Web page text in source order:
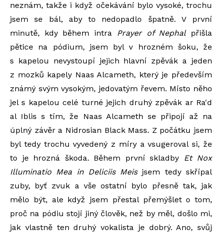
neznám, takže i když očekávání bylo vysoké, trochu
jsem se bál, aby to nedopadlo špatně. V první
minutě, kdy během intra Prayer of Nephalpřišla
pětice na pódium, jsem byl v hrozném šoku, že
s kapelou nevystoupí jejich hlavní zpěvák a jeden
z mozků kapely Naas Alcameth, který je především
známý svým vysokým, jedovatým řevem. Místo něho
jel s kapelou celé turné jejich druhý zpěvák ar Ra'd
al Iblis s tím, že Naas Alcameth se připojí až na
úplný závěr a Nidrosian Black Mass. Z počátku jsem
byl tedy trochu vyvedený z míry a vsugeroval si, že
to je hrozná škoda. Během první skladby Et Nox
Illuminatio Mea in Deliciis Meisjsem tedy skřípal
zuby, byť zvuk a vše ostatní bylo přesně tak, jak
mělo být, ale když jsem přestal přemýšlet o tom,
proč na pódiu stojí jiný člověk, než by měl, došlo mi,
jak vlastně ten druhý vokalista je dobrý. Ano, svůj